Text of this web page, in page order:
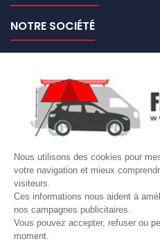
Nous utilisons des cookies pour
votre navigation et mieux
visiteurs.
Ces informations nous aident à
nos campagnes publicitaires.
Vous pouvez accepter, refuser ou
moment.
NOTRE SOCIÉTÉ
VOTRE COMPTE
Site protégé par
LETTRE